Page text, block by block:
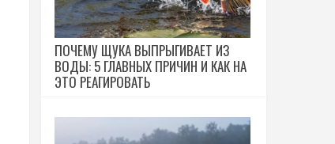
ПОЧЕМУ ЩУКА ВЫПРЫГИВАЕТ ИЗ
ВОДЫ: 5 ГЛАВНЫХ ПРИЧИН И КАК НА
ЭТО РЕАГИРОВАТЬ